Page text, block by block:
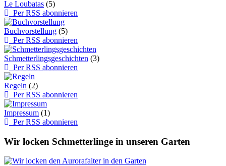
Le Loubatas (5)
Per RSS abonnieren
Buchvorstellung (5)
Per RSS abonnieren
Schmetterlingsgeschichten (3)
Per RSS abonnieren
Regeln (2)
Per RSS abonnieren
Impressum (1)
Per RSS abonnieren
Wir locken Schmetterlinge in unseren Garten